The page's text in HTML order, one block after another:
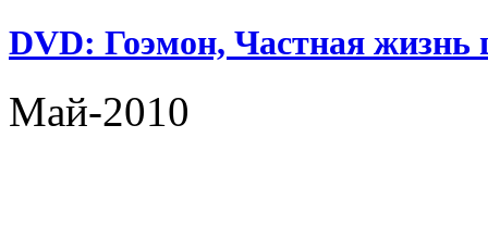
DVD: Гоэмон, Частная
Май-2010